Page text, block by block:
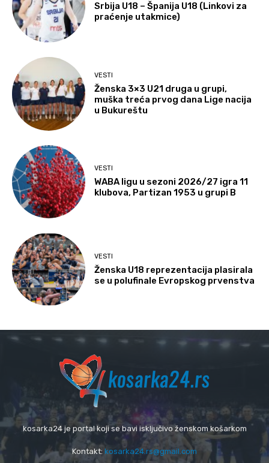
Srbija U18 – Španija U18 (Linkovi za
praćenje utakmice)
VESTI
Ženska 3×3 U21 druga u grupi,
muška treća prvog dana Lige nacija
u Bukureštu
VESTI
WABA ligu u sezoni 2026/27 igra 11
klubova, Partizan 1953 u grupi B
VESTI
Ženska U18 reprezentacija plasirala
se u polufinale Evropskog prvenstva
kosarka24 je portal koji se bavi isključivo ženskom košarkom
Kontakt: kosarka24.rs@gmail.com